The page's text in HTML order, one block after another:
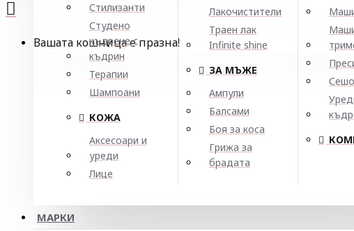
Стилизанти
Студено
къдрене с
къдрин
Терапии
Шампоани
КОЖА
Аксесоари и
уреди
Лице
Лакочистители
Траен лак
Infinite shine
ЗА МЪЖЕ
Ампули
Балсами
Боя за коса
Грижа за
брадата
МАРКИ
Вашата кошница е празна!